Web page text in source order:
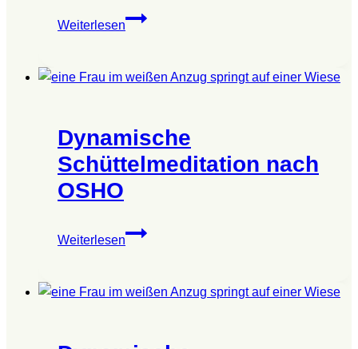
Weiterlesen
Dynamische
OSHO
Dynamische
Schüttelmeditation nach
OSHO
Weiterlesen
Dynamische
OSHO